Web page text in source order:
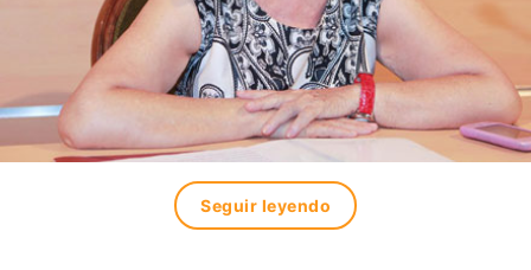
Seguir leyendo